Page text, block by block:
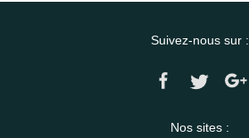
Suivez-nous sur :
Nos sites :